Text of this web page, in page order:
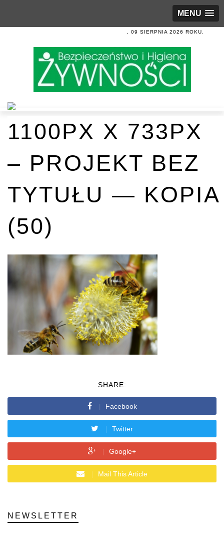
MENU
, 09 SIERPNIA 2026 ROKU.
1100PX X 733PX
– PROJEKT BEZ
TYTUŁU — KOPIA
(50)
SHARE:
Facebook
Twitter
Google+
Mail This Article
NEWSLETTER